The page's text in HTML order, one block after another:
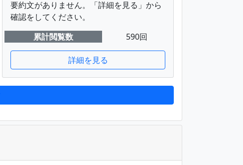
要約文がありません。「詳細を見る」から
確認をしてください。
累計閲覧数
590回
詳細を見る